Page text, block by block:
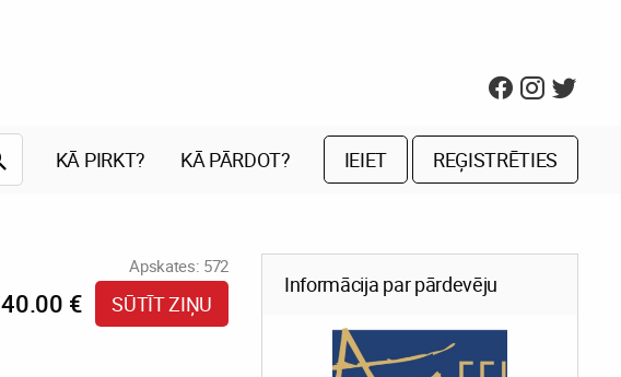
KĀ PIRKT? KĀ PĀRDOT? IEIET REĢISTRĒTIES
Apskates: 572
40.00 € SŪTĪT ZIŅU
Informācija par pārdevēju